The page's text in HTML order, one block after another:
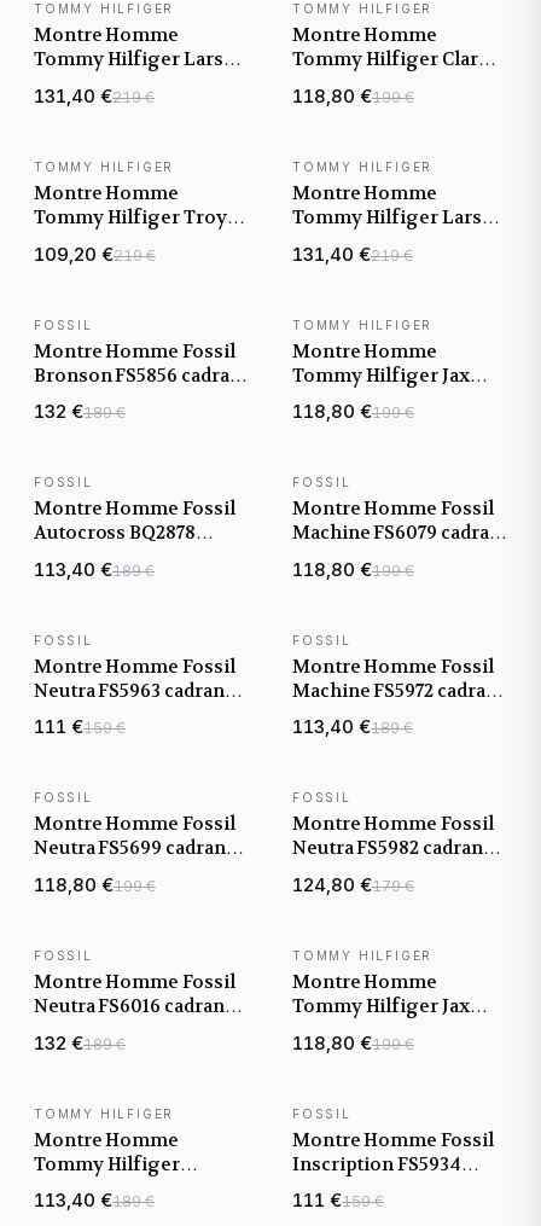
NOUVEAUTÉ
TOMMY HILFIGER
Montre Homme
Tommy Hilfiger Larson
1791916 cadran noir
bracelet acier
131,40 €219 €
NOUVEAUTÉ
TOMMY HILFIGER
Montre Homme
Tommy Hilfiger Clark
1792079 cadran vert
bracelet acier
118,80 €199 €
NOUVEAUTÉ
TOMMY HILFIGER
Montre Homme
Tommy Hilfiger Troy
bracelet acier
109,20 €219 €
NOUVEAUTÉ
TOMMY HILFIGER
Montre Homme
Tommy Hilfiger Larson
bracelet acier gris
131,40 €219 €
NOUVEAUTÉ
FOSSIL
Montre Homme Fossil
Bronson FS5856 cadran
vert bracelet cuir
132 €189 €
NOUVEAUTÉ
TOMMY HILFIGER
Montre Homme
Tommy Hilfiger Jax
1710654 cadran noir
bracelet cuir
118,80 €199 €
NOUVEAUTÉ
FOSSIL
Montre Homme Fossil
Autocross BQ2878
cadran vert bracelet
acier
113,40 €189 €
NOUVEAUTÉ
FOSSIL
Montre Homme Fossil
Machine FS6079 cadran
vert bracelet acier
118,80 €199 €
NOUVEAUTÉ
FOSSIL
Montre Homme Fossil
Neutra FS5963 cadran
vert bracelet cuir
111 €159 €
NOUVEAUTÉ
FOSSIL
Montre Homme Fossil
Machine FS5972 cadran
noir bracelet cuir
113,40 €189 €
NOUVEAUTÉ
FOSSIL
Montre Homme Fossil
Neutra FS5699 cadran
noir bracelet maille
milanaise
118,80 €199 €
NOUVEAUTÉ
FOSSIL
Montre Homme Fossil
Neutra FS5982 cadran
doré bracelet cuir
124,80 €179 €
NOUVEAUTÉ
FOSSIL
Montre Homme Fossil
Neutra FS6016 cadran
132 €189 €
NOUVEAUTÉ
TOMMY HILFIGER
Montre Homme
Tommy Hilfiger Jax
bracelet acier
118,80 €199 €
NOUVEAUTÉ
TOMMY HILFIGER
Montre Homme
Tommy Hilfiger
Morgan 1710689 cadran
gris bracelet acier
113,40 €189 €
NOUVEAUTÉ
FOSSIL
Montre Homme Fossil
Inscription FS5934
cadran noir bracelet
cuir
111 €159 €